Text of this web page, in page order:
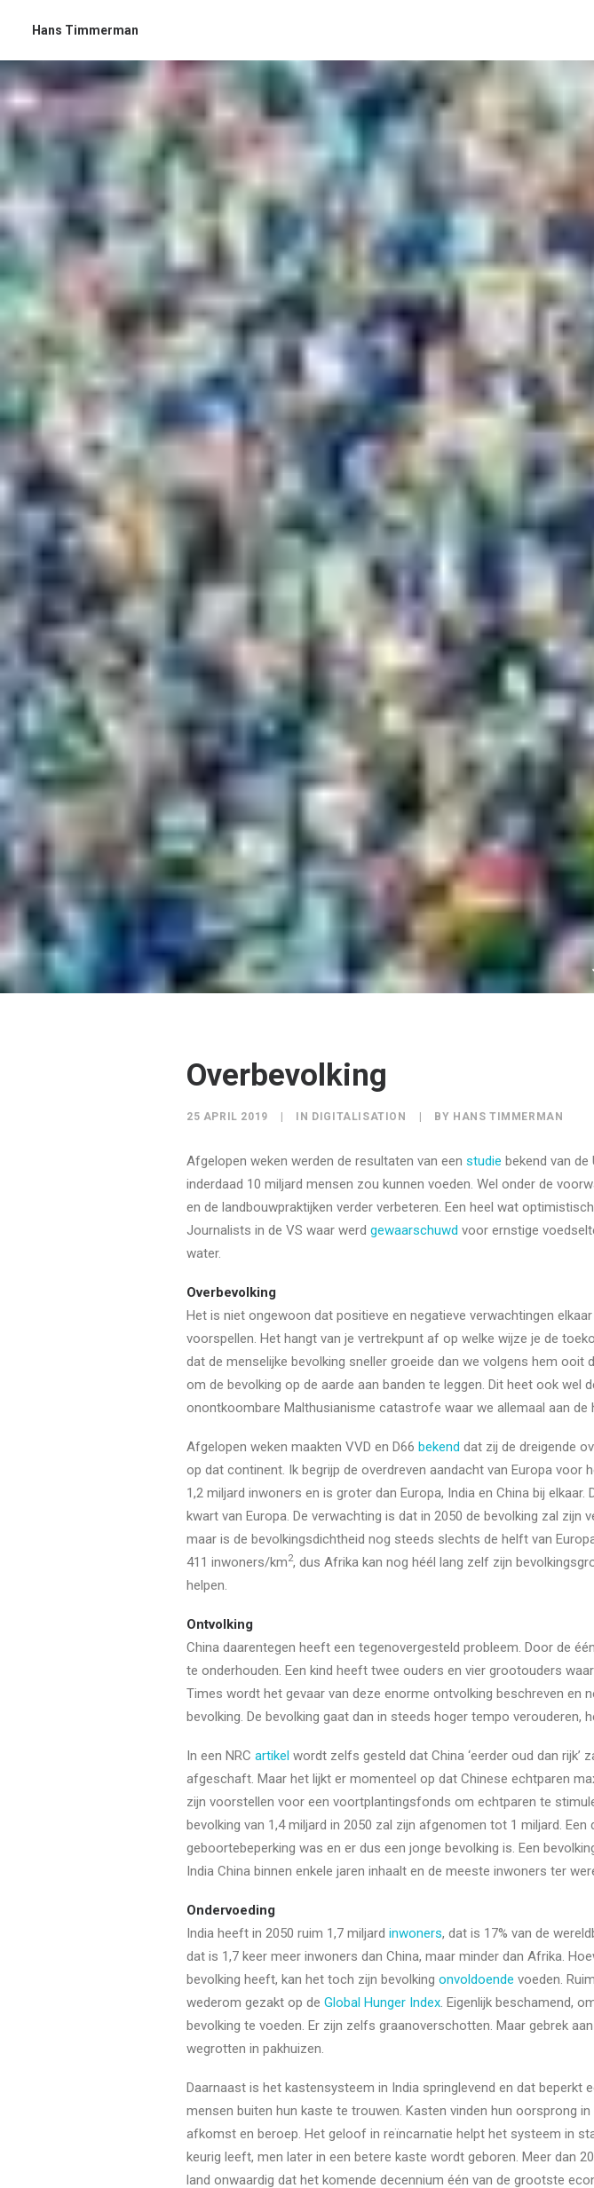
Hans Timmerman
Overbevolking
25 APRIL 2019 IN DIGITALISATION BY HANS TIMMERMAN
Afgelopen weken werden de resultaten van een studie bekend van de
inderdaad 10 miljard mensen zou kunnen voeden. Wel onder de
en de landbouwpraktijken verder verbeteren. Een heel wat
Journalists in de VS waar werd gewaarschuwd voor ernstige
water.
Overbevolking
Het is niet ongewoon dat positieve en negatieve verwachtingen
voorspellen. Het hangt van je vertrekpunt af op welke wijze je de
dat de menselijke bevolking sneller groeide dan we volgens hem
om de bevolking op de aarde aan banden te leggen. Dit heet ook wel
onontkoombare Malthusianisme catastrofe waar we allemaal aan de
Afgelopen weken maakten VVD en D66 bekend dat zij de dreigende
op dat continent. Ik begrijp de overdreven aandacht van Europa
1,2 miljard inwoners en is groter dan Europa, India en China bij
kwart van Europa. De verwachting is dat in 2050 de bevolking zal
maar is de bevolkingsdichtheid nog steeds slechts de helft van
411 inwoners/km2, dus Afrika kan nog héél lang zelf zijn
helpen.
Ontvolking
China daarentegen heeft een tegenovergesteld probleem. Door de
te onderhouden. Een kind heeft twee ouders en vier grootouders
Times wordt het gevaar van deze enorme ontvolking beschreven en
bevolking. De bevolking gaat dan in steeds hoger tempo
In een NRC artikel wordt zelfs gesteld dat China ‘eerder oud dan rijk’
afgeschaft. Maar het lijkt er momenteel op dat Chinese echtparen
zijn voorstellen voor een voortplantingsfonds om echtparen te
bevolking van 1,4 miljard in 2050 zal zijn afgenomen tot 1 miljard.
geboortebeperking was en er dus een jonge bevolking is. Een
India China binnen enkele jaren inhaalt en de meeste inwoners ter
Ondervoeding
India heeft in 2050 ruim 1,7 miljard inwoners, dat is 17% van de
dat is 1,7 keer meer inwoners dan China, maar minder dan Afrika.
bevolking heeft, kan het toch zijn bevolking onvoldoende voeden.
wederom gezakt op de Global Hunger Index. Eigenlijk beschamend,
bevolking te voeden. Er zijn zelfs graanoverschotten. Maar gebrek
wegrotten in pakhuizen.
Daarnaast is het kastensysteem in India springlevend en dat beperkt
mensen buiten hun kaste te trouwen. Kasten vinden hun oorsprong
afkomst en beroep. Het geloof in reïncarnatie helpt het systeem in
keurig leeft, men later in een betere kaste wordt geboren. Meer dan
land onwaardig dat het komende decennium één van de grootste